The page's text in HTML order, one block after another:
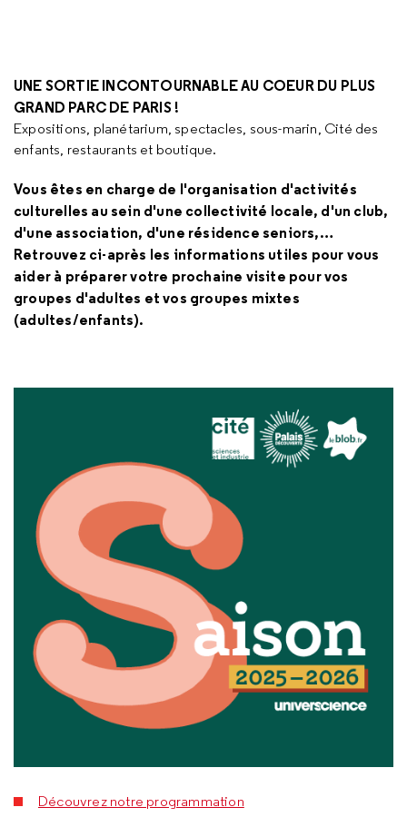
UNE SORTIE INCONTOURNABLE AU COEUR DU PLUS
GRAND PARC DE PARIS !
Expositions, planétarium, spectacles, sous-marin, Cité des
enfants, restaurants et boutique.
Vous êtes en charge de l'organisation d'activités
culturelles au sein d'une collectivité locale, d'un club,
d'une association, d'une résidence seniors,…
Retrouvez ci-après les informations utiles pour vous
aider à préparer votre prochaine visite pour vos
groupes d'adultes et vos groupes mixtes
(adultes/enfants).
Découvrez notre programmation